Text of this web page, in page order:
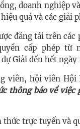
doanh nghiệp
quả và các giải
đăng tải trên
cấp phép từ
Giải đến hết ngày
viên, hội viên Hội
thông báo về
trực tuyến và